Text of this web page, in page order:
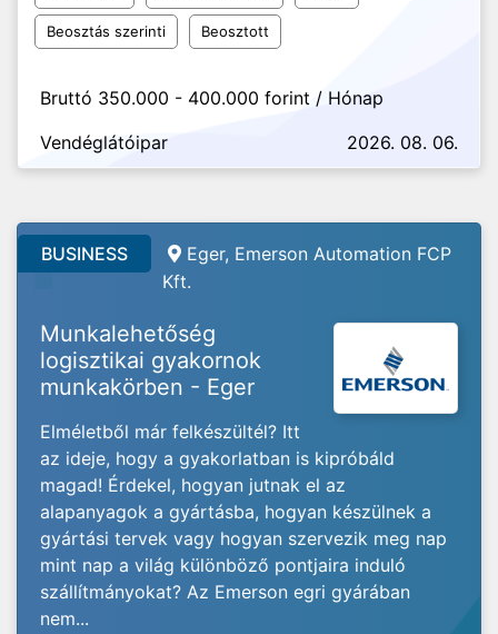
Beosztás szerinti Beosztott
Bruttó 350.000 - 400.000 forint / Hónap
Vendéglátóipar
2026. 08. 06.
BUSINESS
Eger, Emerson Automation FCP
Kft.
Munkalehetőség
logisztikai gyakornok
munkakörben - Eger
Elméletből már felkészültél? Itt
az ideje, hogy a gyakorlatban is kipróbáld
magad! Érdekel, hogyan jutnak el az
alapanyagok a gyártásba, hogyan készülnek a
gyártási tervek vagy hogyan szervezik meg nap
mint nap a világ különböző pontjaira induló
szállítmányokat? Az Emerson egri gyárában
nem...